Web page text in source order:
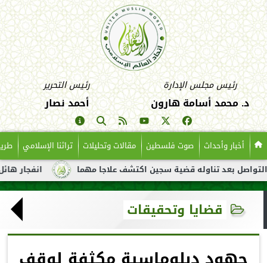
رئيس مجلس الإدارة
د. محمد أسامة هارون
رئيس التحرير
أحمد نصار
أخبار وأحداث صوت فلسطين مقالات وتحليلات تراثنا الإسلامي
انفجار هائل لناقلة تناوله قضية سجين اكتشف علاجا مهما
قضايا وتحقيقات